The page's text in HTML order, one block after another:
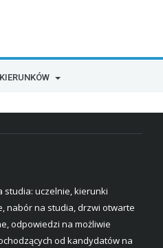
uczelnie, kierunki
nabór na studia, drzwi otwarte
odpowiedzi na możliwie
od kandydatów na